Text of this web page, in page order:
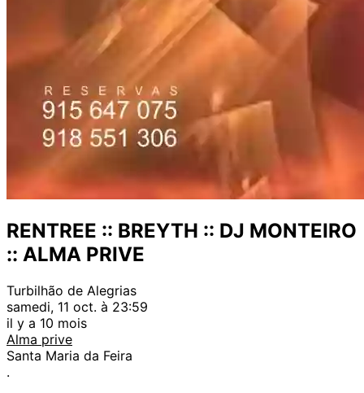
RENTREE :: BREYTH :: DJ MONTEIRO
:: ALMA PRIVE
Turbilhão de Alegrias
samedi, 11 oct. à 23:59
il y a 10 mois
Alma prive
Santa Maria da Feira
.